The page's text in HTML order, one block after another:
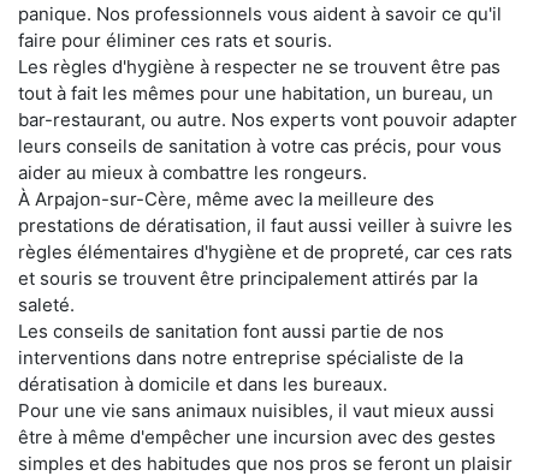
panique. Nos professionnels vous aident à savoir ce qu'il
faire pour éliminer ces rats et souris.
Les règles d'hygiène à respecter ne se trouvent être pas
tout à fait les mêmes pour une habitation, un bureau, un
bar-restaurant, ou autre. Nos experts vont pouvoir adapter
leurs conseils de sanitation à votre cas précis, pour vous
aider au mieux à combattre les rongeurs.
À Arpajon-sur-Cère, même avec la meilleure des
prestations de dératisation, il faut aussi veiller à suivre les
règles élémentaires d'hygiène et de propreté, car ces rats
et souris se trouvent être principalement attirés par la
saleté.
Les conseils de sanitation font aussi partie de nos
interventions dans notre entreprise spécialiste de la
dératisation à domicile et dans les bureaux.
Pour une vie sans animaux nuisibles, il vaut mieux aussi
être à même d'empêcher une incursion avec des gestes
simples et des habitudes que nos pros se feront un plaisir